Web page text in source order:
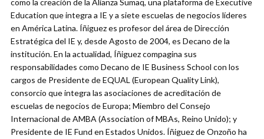
como la creación de la Alianza Sumaq, una plataforma de Executive
Education que integra a IE y a siete escuelas de negocios líderes
en América Latina. Íñiguez es profesor del área de Dirección
Estratégica del IE y, desde Agosto de 2004, es Decano de la
institución. En la actualidad, Íñiguez compagina sus
responsabilidades como Decano de IE Business School con los
cargos de Presidente de EQUAL (European Quality Link),
consorcio que integra las asociaciones de acreditación de
escuelas de negocios de Europa; Miembro del Consejo
Internacional de AMBA (Association of MBAs, Reino Unido); y
Presidente de IE Fund en Estados Unidos. Íñiguez de Onzoño ha